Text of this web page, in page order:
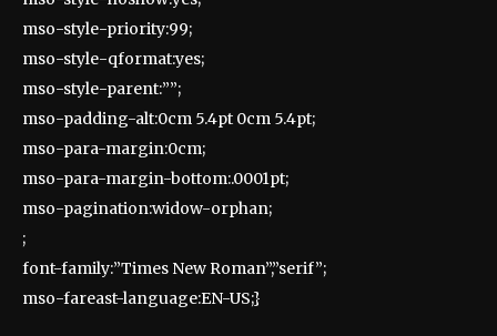
mso-style-priority:99;
mso-style-qformat:yes;
mso-style-parent:””;
mso-padding-alt:0cm 5.4pt 0cm 5.4pt;
mso-para-margin:0cm;
mso-para-margin-bottom:.0001pt;
mso-pagination:widow-orphan;
;
font-family:”Times New Roman”,”serif”;
mso-fareast-language:EN-US;}